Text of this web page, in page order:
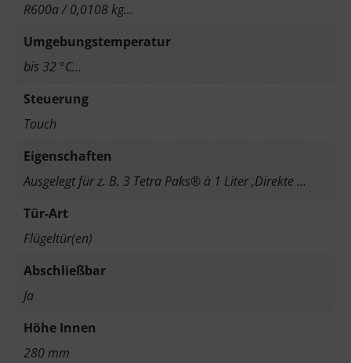
R600a / 0,0108 kg…
Umgebungstemperatur
bis 32 °C…
Steuerung
Touch
Eigenschaften
Ausgelegt für z. B. 3 Tetra Paks® à 1 Liter ,Direkte …
Tür-Art
Flügeltür(en)
Abschließbar
Ja
Höhe Innen
280 mm